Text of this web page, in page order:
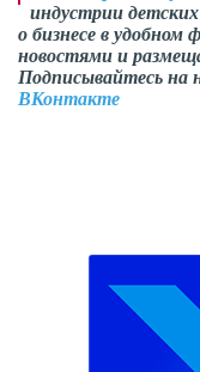
индустрии
о бизнесе в
новостями и
Подписывайтесь на
ВКонтакте